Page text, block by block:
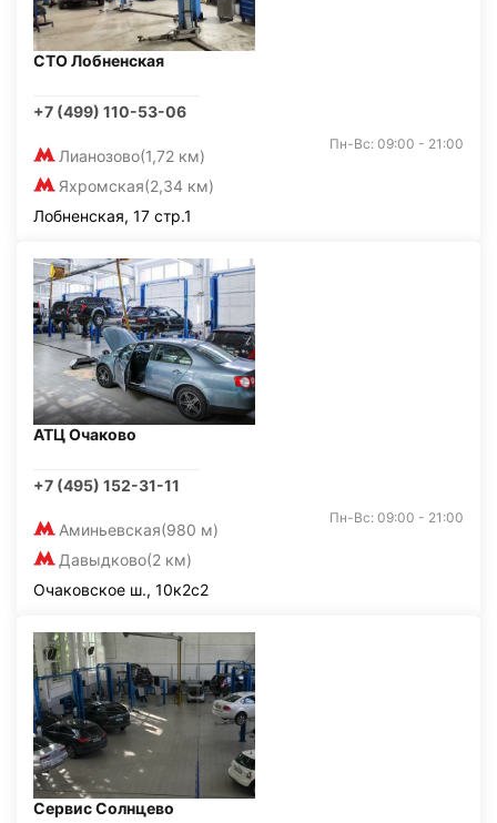
СТО Лобненская
+7 (499) 110-53-06
Лианозово(1,72 км)
Яхромская(2,34 км)
Пн-Вс: 09:00 - 21:00
Лобненская, 17 стр.1
АТЦ Очаково
+7 (495) 152-31-11
Аминьевская(980 м)
Давыдково(2 км)
Пн-Вс: 09:00 - 21:00
Очаковское ш., 10к2с2
Сервис Солнцево